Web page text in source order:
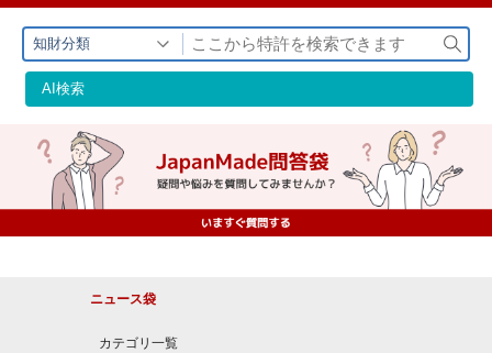
知財分類
検
索
AI検索
ニュース袋
カテゴリ一覧